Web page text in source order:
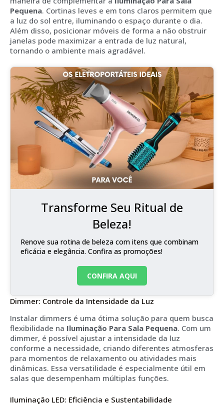
Pequena. Cortinas leves e em tons claros permitem que
a luz do sol entre, iluminando o espaço durante o dia.
Além disso, posicionar móveis de forma a não obstruir
janelas pode maximizar a entrada de luz natural,
tornando o ambiente mais agradável.
Transforme Seu Ritual de
Beleza!
Renove sua rotina de beleza com itens que combinam
eficácia e elegância. Confira as promoções!
CONFIRA AQUI
Dimmer: Controle da Intensidade da Luz
Instalar dimmers é uma ótima solução para quem busca
flexibilidade na Iluminação Para Sala Pequena. Com um
dimmer, é possível ajustar a intensidade da luz
conforme a necessidade, criando diferentes atmosferas
para momentos de relaxamento ou atividades mais
dinâmicas. Essa versatilidade é especialmente útil em
salas que desempenham múltiplas funções.
Iluminação LED: Eficiência e Sustentabilidade